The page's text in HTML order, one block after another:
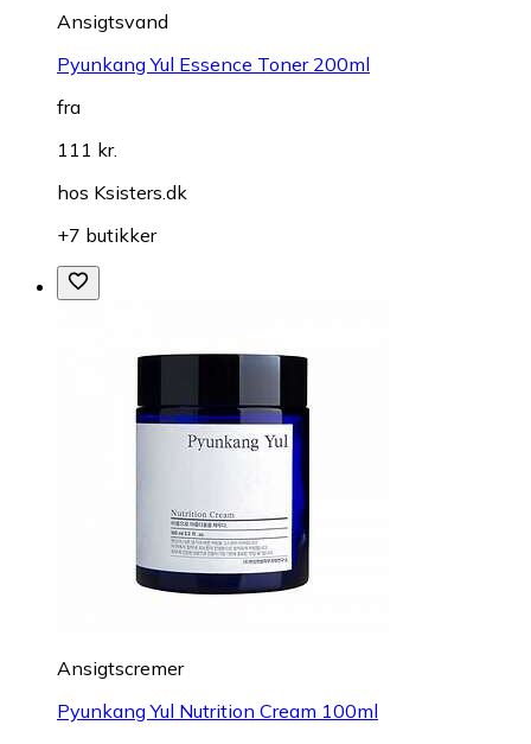
Ansigtsvand
Pyunkang Yul Essence Toner 200ml
fra
111 kr.
hos Ksisters.dk
+7 butikker
Ansigtscremer
Pyunkang Yul Nutrition Cream 100ml